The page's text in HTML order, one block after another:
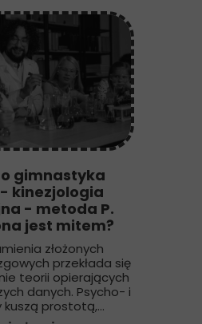
gimnastyka
- kinezjologia
- metoda P.
jest mitem?
złożonych
przekłada się
teorii opierających
danych. Psycho- i
prostotą,...